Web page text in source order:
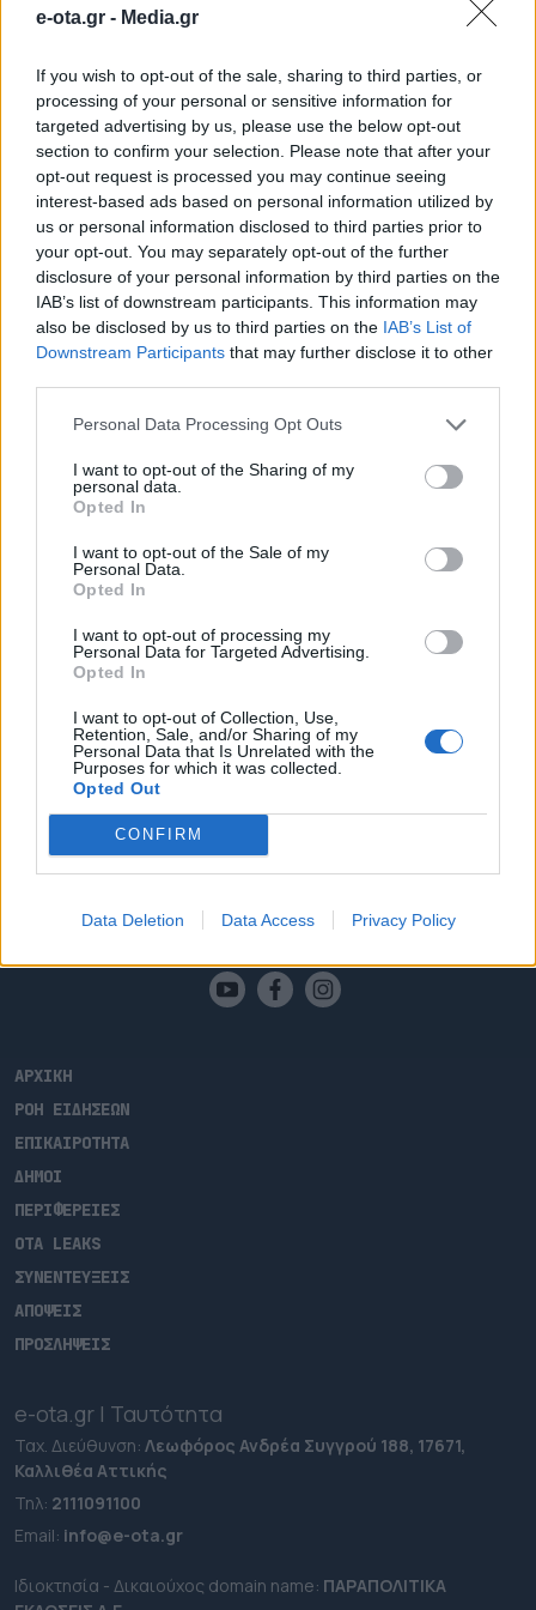
e-ota.gr - Media.gr
If you wish to opt-out of the sale, sharing to third parties, or
processing of your personal or sensitive information for
targeted advertising by us, please use the below opt-out
section to confirm your selection. Please note that after your
opt-out request is processed you may continue seeing
interest-based ads based on personal information utilized by
us or personal information disclosed to third parties prior to
your opt-out. You may separately opt-out of the further
disclosure of your personal information by third parties on the
IAB’s list of downstream participants. This information may
also be disclosed by us to third parties on the IAB’s List of
Downstream Participants that may further disclose it to other
Personal Data Processing Opt Outs
I want to opt-out of the Sharing of my
personal data.
Opted In
I want to opt-out of the Sale of my
Personal Data.
Opted In
I want to opt-out of processing my
Personal Data for Targeted Advertising.
Opted In
I want to opt-out of Collection, Use,
Retention, Sale, and/or Sharing of my
Personal Data that Is Unrelated with the
Purposes for which it was collected.
Opted Out
CONFIRM
Data Deletion Data Access Privacy Policy
Υποψήφιος για τον Δήμο Έδεσσας ο
Γιάννης Μουράτογλου
Υποψηφιότητα για το Δήμο Έδεσσας στις
αυτοδιοικητικές εκλογές του Οκτωβρίου θέτει ο νυν
δήμαρχος Γιάννης Μουράτογλου, επί πολλά χρόνια
μέλος του Δ.Σ και πρόεδρος της Οικονομικής
Επιτροπής της Κεντρικής Ένωσης Δήμων Ελλάδας
(ΚΕΔΕ). Ο κ.Μουράτογλου εκλέχθηκε δήμαρχος από την
διοικούσα παράταξη του Δήμου τον Μάιο του 2023,
μετά την παραίτηση του μέχρι τότε δημάρχου
κ.Γιάννου, […]
18.07.2023 - 14.55
Δήμος Έδεσσας: Νέος δήμαρχος ο
Μετά την παραίτηση του Δημήτρη Γιάννου από τη θέση
του Δημάρχου Έδεσσας, προκειμένου να συμμετάσχει
ως υποψήφιος στις εθνικές εκλογές, τηρήθηκαν τα
προβλεπόμενα στο θεσμικό πλαίσιο με εκλογές
μεταξύ των Δημοτικών Συμβούλων της Δημοτικής
Παράταξης που είναι στη διοίκηση του δήμου,
προκειμένου να αναδειχθεί μέσα από δημοκρατικές
διαδικασίες ο νέος δήμαρχος. Ο Γιάννης
Μουράτογλου εξελέγη Δήμαρχος Έδεσσας,
λαμβάνοντας το 100% των ψήφων των δημοτικών […]
03.05.2023 - 16.06
ΑΡΧΙΚΗ
ΡΟΗ ΕΙΔΗΣΕΩΝ
ΕΠΙΚΑΙΡΟΤΗΤΑ
ΔΗΜΟΙ
ΠΕΡΙΦΕΡΕΙΕΣ
OTA LEAKS
ΣΥΝΕΝΤΕΥΞΕΙΣ
ΑΠΟΨΕΙΣ
ΠΡΟΣΛΗΨΕΙΣ
e-ota.gr | Ταυτότητα
Ταχ. Διεύθυνση: Λεωφόρος Ανδρέα Συγγρού 188, 17671,
Καλλιθέα Αττικής
Τηλ: 2111091100
Εmail: info@e-ota.gr
Ιδιοκτησία - Δικαιούχος domain name: ΠΑΡΑΠΟΛΙΤΙΚΑ